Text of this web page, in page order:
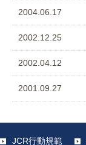
2004.06.17
2002.12.25
2002.04.12
2001.09.27
JCR行動規範